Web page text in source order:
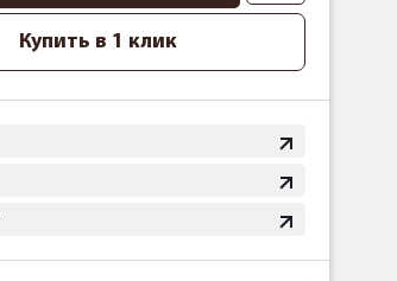
Купить в 1 клик